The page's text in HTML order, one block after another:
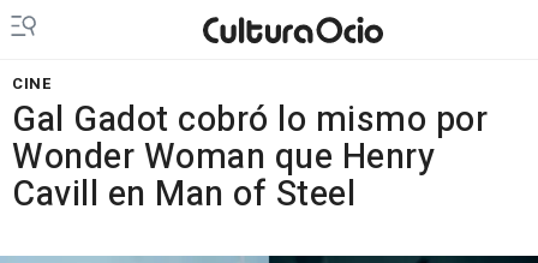
CINE
Gal Gadot cobró lo mismo por
Wonder Woman que Henry
Cavill en Man of Steel